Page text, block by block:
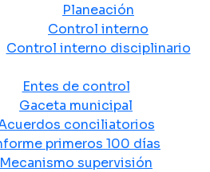
Planeación
Control interno
Control interno disciplinario
Entes de control
Gaceta municipal
conciliatorios
primeros 100 días
Mecanismo supervisión